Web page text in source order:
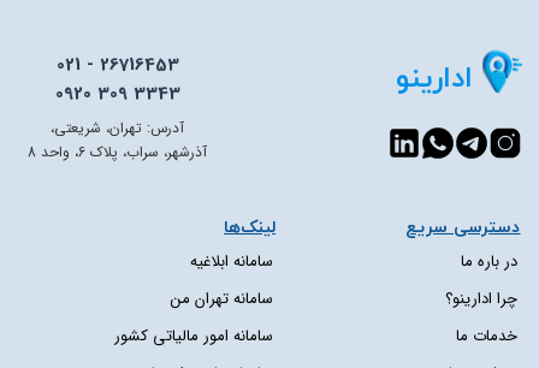
ادارینو
021 - 26716453
0920 309 3343
در باره ما
چرا ادارینو؟
خدمات ما
دسترسی سریع​​​​​​​ لینک‌ها
سامانه ابلاغیه
سامانه تهران من
سامانه امور مالیاتی کشور
آدرس: تهران، شریعتی،
آذرشهر، سراب، پلاک 6، واحد 8